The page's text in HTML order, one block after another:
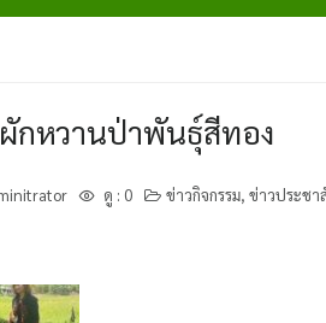
ส
กหวานป่าพันธุ์สีทอง
ดู : 0 ข่าวกิจกรรม, ข่าวประชา